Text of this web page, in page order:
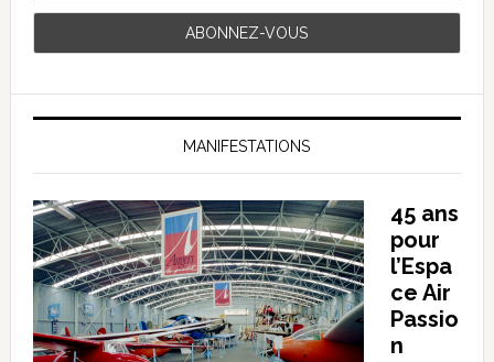
MANIFESTATIONS
45 ans
pour
l’Espa
ce Air
Passio
n